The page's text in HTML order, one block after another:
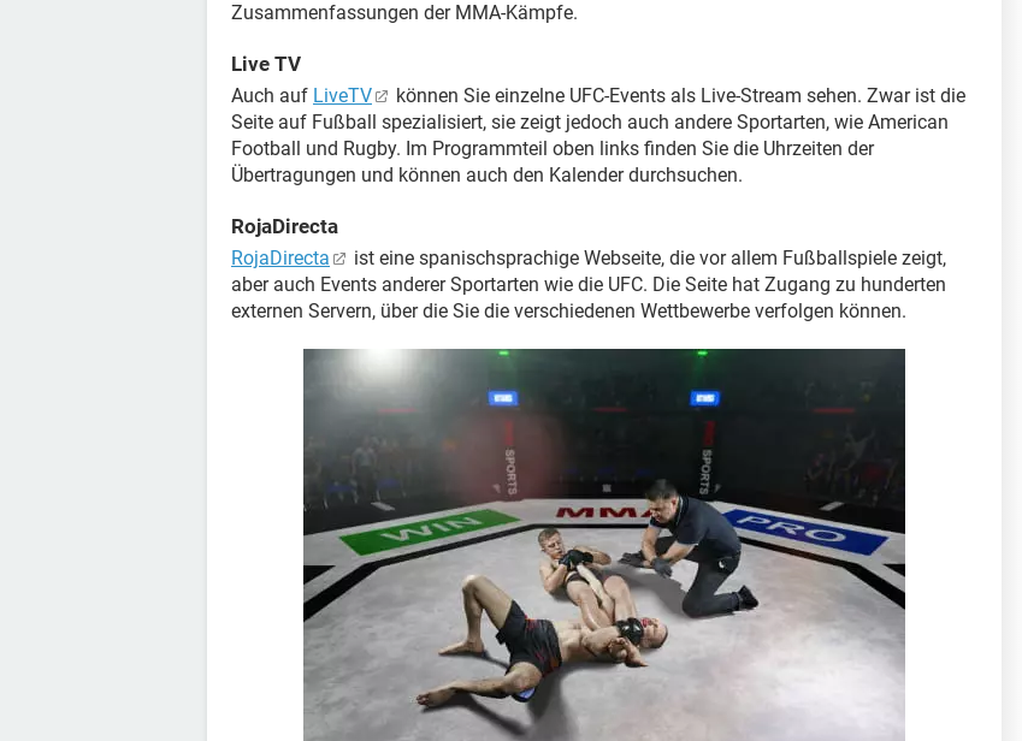
Zusammenfassungen der MMA-Kämpfe.
Live TV
Auch auf LiveTV
können Sie einzelne UFC-Events als Live-Stream sehen. Zwar ist die
Seite auf Fußball spezialisiert, sie zeigt jedoch auch andere Sportarten, wie American
Football und Rugby. Im Programmteil oben links finden Sie die Uhrzeiten der
Übertragungen und können auch den Kalender durchsuchen.
RojaDirecta
RojaDirecta
ist eine spanischsprachige Webseite, die vor allem Fußballspiele zeigt,
aber auch Events anderer Sportarten wie die UFC. Die Seite hat Zugang zu hunderten
externen Servern, über die Sie die verschiedenen Wettbewerbe verfolgen können.